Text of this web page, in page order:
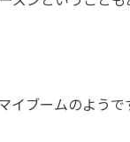
イブームのようで